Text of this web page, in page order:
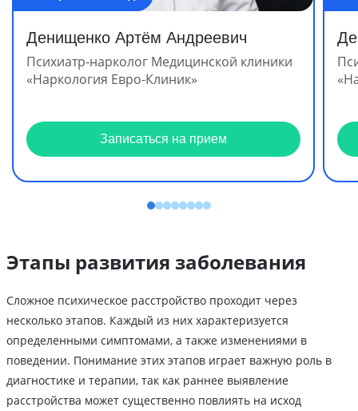
Денищенко Артём Андреевич
Психиатр-нарколог Медицинской клиники
«Наркология Евро-Клиник»
Записаться на прием
Этапы развития заболевания
Сложное психическое расстройство проходит через
несколько этапов. Каждый из них характеризуется
определенными симптомами, а также изменениями в
поведении. Понимание этих этапов играет важную роль в
диагностике и терапии, так как раннее выявление
расстройства может существенно повлиять на исход